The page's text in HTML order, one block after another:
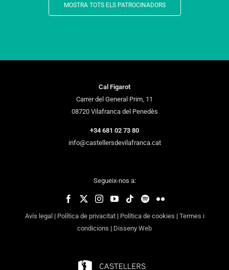
MOSTRA TOTS ELS PATROCINADORS
Cal Figarot
Carrer del General Prim, 11
08720 Vilafranca del Penedès
+34 681 02 73 80
info@castellersdevilafranca.cat
Segueix-nos a:
Avís legal | Política de privacitat| Política de cookies | Termes i
condicions | Disseny Web